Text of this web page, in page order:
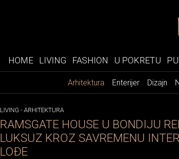
HOME LIVING FASHION U POKRETU
Arhitektura Enterijer Dizajn
LIVING - ARHITEKTURA
RAMSGATE HOUSE U BONDIJU
LUKSUZ KROZ SAVREMENU
LOĐE